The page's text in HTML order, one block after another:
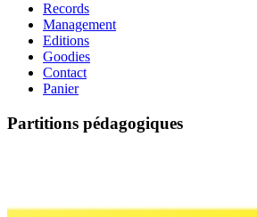
Records
Management
Editions
Goodies
Contact
Panier
Partitions pédagogiques